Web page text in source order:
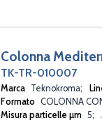
Colonna
TK-TR-010007
Marca Teknokroma
Formato COLONNA
Misura particelle µm 5